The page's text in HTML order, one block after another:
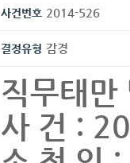
사건번호 2014-526
결정유형 감경
직무태
사 건 :